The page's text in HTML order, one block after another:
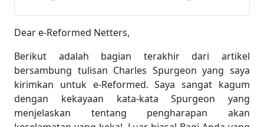
Dear e-Reformed Netters,
Berikut adalah bagian terakhir dari artikel
bersambung tulisan Charles Spurgeon yang saya
kirimkan untuk e-Reformed. Saya sangat kagum
dengan kekayaan kata-kata Spurgeon yang
menjelaskan tentang pengharapan akan